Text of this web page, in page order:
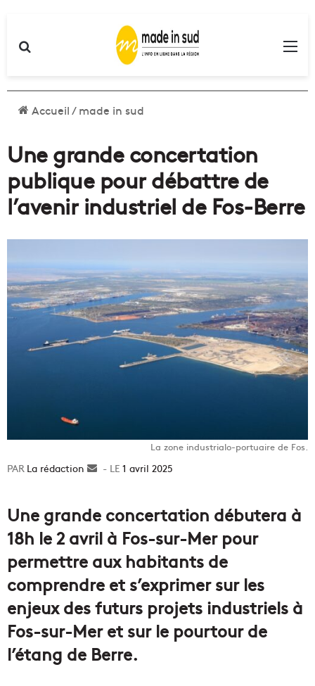
Accueil/made in sud
Une grande concertation
publique pour débattre de
l’avenir industriel de Fos-Berre
La zone industrialo-portuaire de Fos.
La rédaction
Envoyer1 avril 2025
Une grande concertation débutera à
18h le 2 avril à Fos-sur-Mer pour
permettre aux habitants de
comprendre et s’exprimer sur les
enjeux des futurs projets industriels à
Fos-sur-Mer et sur le pourtour de
l’étang de Berre.